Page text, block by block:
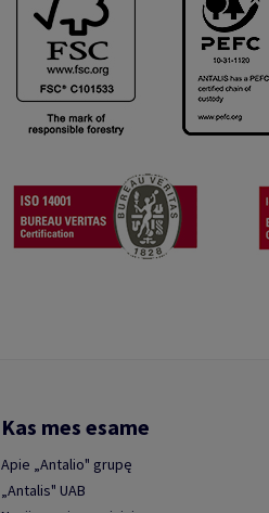
Kas mes esame
Apie „Antalio" grupę
„Antalis" UAB